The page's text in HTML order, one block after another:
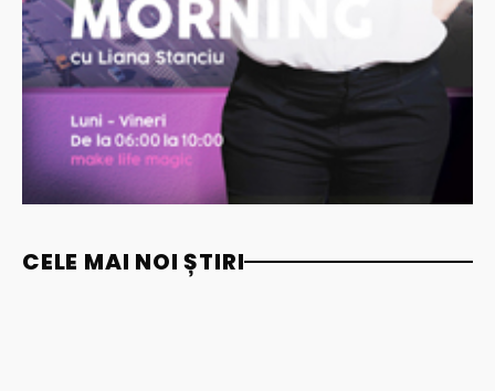
CELE MAI NOI ȘTIRI